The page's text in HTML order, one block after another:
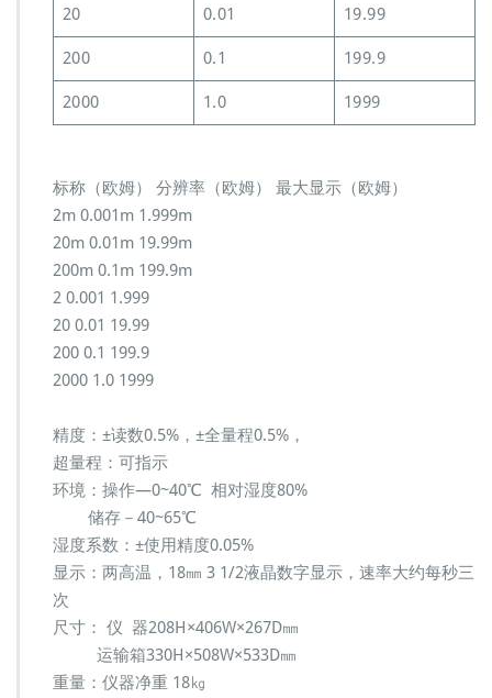
20 0.01 19.99
200 0.1 199.9
2000 1.0 1999
标称（欧姆） 分辨率（欧姆） 最大显示（欧姆）
2m 0.001m 1.999m
20m 0.01m 19.99m
200m 0.1m 199.9m
2 0.001 1.999
20 0.01 19.99
200 0.1 199.9
2000 1.0 1999
精度：±读数0.5%，±全量程0.5%，
超量程：可指示
环境：操作—0~40℃ 相对湿度80%
储存－40~65℃
湿度系数：±使用精度0.05%
显示：两高温，18㎜ 3 1/2液晶数字显示，速率大约每秒三
次
尺寸： 仪 器208H×406W×267D㎜
运输箱330H×508W×533D㎜
重量：仪器净重 18㎏